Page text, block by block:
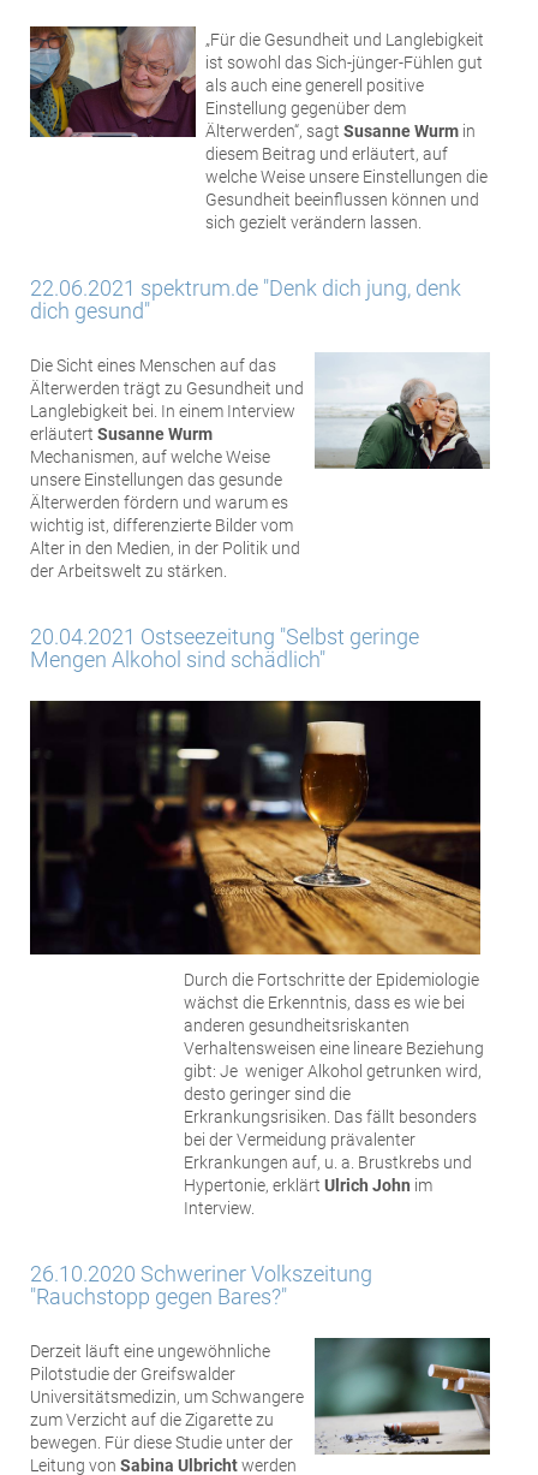
„Für die Gesundheit und Langlebigkeit
ist sowohl das Sich-jünger-Fühlen gut
als auch eine generell positive
Einstellung gegenüber dem
Älterwerden“, sagt Susanne Wurmin
diesem Beitrag und erläutert, auf
welche Weise unsere Einstellungen die
Gesundheit beeinflussen können und
sich gezielt verändern lassen.
22.06.2021 spektrum.de "Denk dich jung, denk
dich gesund"
Die Sicht eines Menschen auf das
Älterwerden trägt zu Gesundheit und
Langlebigkeit bei. In einem Interview
erläutert Susanne Wurm
Mechanismen, auf welche Weise
unsere Einstellungen das gesunde
Älterwerden fördern und warum es
wichtig ist, differenzierte Bilder vom
Alter in den Medien, in der Politik und
der Arbeitswelt zu stärken.
20.04.2021 Ostseezeitung "Selbst geringe
Mengen Alkohol sind schädlich"
Durch die Fortschritte der Epidemiologie
wächst die Erkenntnis, dass es wie bei
anderen gesundheitsriskanten
Verhaltensweisen eine lineare Beziehung
gibt: Je weniger Alkohol getrunken wird,
desto geringer sind die
Erkrankungsrisiken. Das fällt besonders
bei der Vermeidung prävalenter
Erkrankungen auf, u. a. Brustkrebs und
Hypertonie, erklärt Ulrich John im
Interview.
26.10.2020 Schweriner Volkszeitung
"Rauchstopp gegen Bares?"
Derzeit läuft eine ungewöhnliche
Pilotstudie der Greifswalder
Universitätsmedizin, um Schwangere
zum Verzicht auf die Zigarette zu
bewegen. Für diese Studie unter der
Leitung von Sabina Ulbrichtwerden